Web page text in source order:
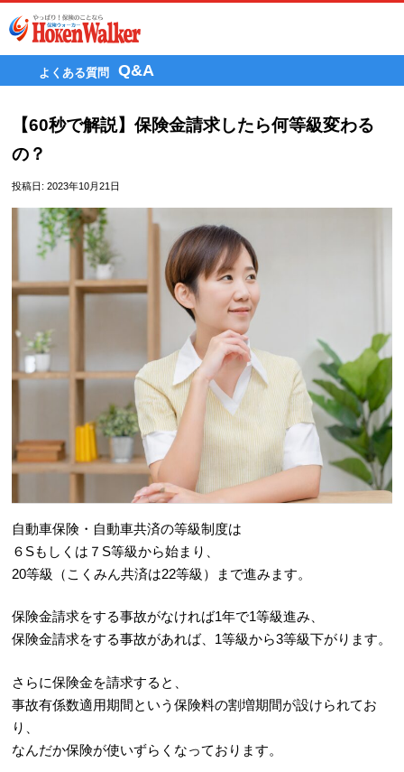
よくある質問
Q&A
【60秒で解説】保険金請求したら何等級変わる
の？
投稿日:2023年10月21日
自動車保険・自動車共済の等級制度は
６Sもしくは７S等級から始まり、
20等級（こくみん共済は22等級）まで進みます。
保険金請求をする事故がなければ1年で1等級進み、
保険金請求をする事故があれば、1等級から3等級下がります。
さらに保険金を請求すると、
事故有係数適用期間という保険料の割増期間が設けられてお
り、
なんだか保険が使いずらくなっております。